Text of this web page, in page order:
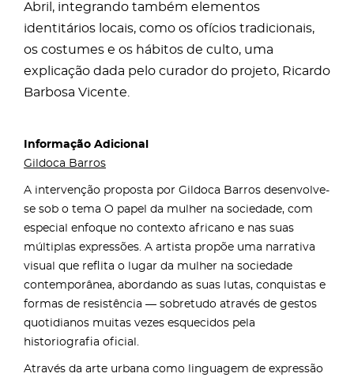
Abril, integrando também elementos
identitários locais, como os ofícios tradicionais,
os costumes e os hábitos de culto, uma
explicação dada pelo curador do projeto, Ricardo
Barbosa Vicente.
Informação Adicional
Gildoca Barros
A intervenção proposta por Gildoca Barros desenvolve-
se sob o tema O papel da mulher na sociedade, com
especial enfoque no contexto africano e nas suas
múltiplas expressões. A artista propõe uma narrativa
visual que reflita o lugar da mulher na sociedade
contemporânea, abordando as suas lutas, conquistas e
formas de resistência — sobretudo através de gestos
quotidianos muitas vezes esquecidos pela
historiografia oficial.
Através da arte urbana como linguagem de expressão